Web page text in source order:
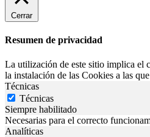
Cerrar
Resumen de privacidad
La utilización de este sitio implica el
la instalación de las Cookies a las
Técnicas
Técnicas
Siempre habilitado
Necesarias para el correcto
Analíticas